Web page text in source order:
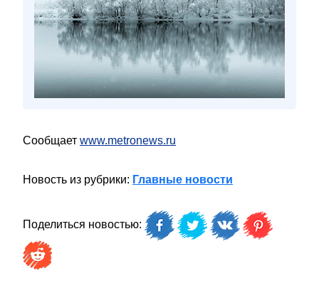
Сообщает www.metronews.ru
Новость из рубрики: Главные новости
Поделиться новостью: